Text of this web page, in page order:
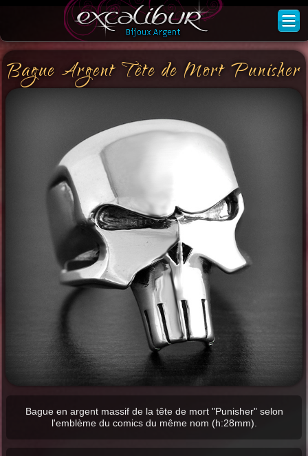
Bague Argent Tête de Mort Punisher
Bague en argent massif de la tête de mort "Punisher" selon
l'emblème du comics du même nom (h:28mm).